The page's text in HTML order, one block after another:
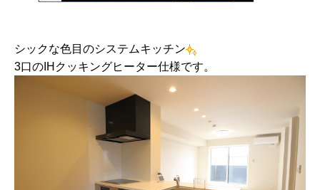
シックな色目のシステムキッチン
3口のIHクッキングヒーター仕様です。